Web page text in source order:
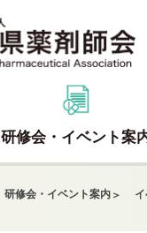
研修会・イベント案
研修会・イベント案内